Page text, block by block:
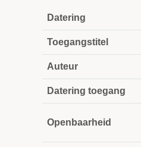
Datering
Toegangstitel
Auteur
Datering toegang
Openbaarheid